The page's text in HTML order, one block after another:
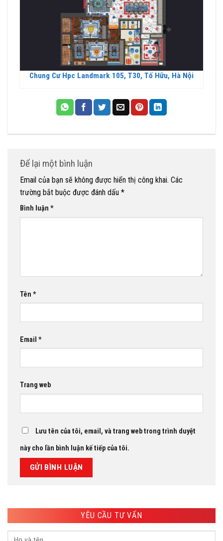
Chung Cư Hpc Landmark 105, T30, Tố Hữu, Hà Nội
Để lại một bình luận
Email của bạn sẽ không được hiển thị công khai. Các
trường bắt buộc được đánh dấu *
Bình luận *
Tên *
Email *
Trang web
Lưu tên của tôi, email, và trang web trong trình duyệt
này cho lần bình luận kế tiếp của tôi.
YÊU CẦU TƯ VẤN